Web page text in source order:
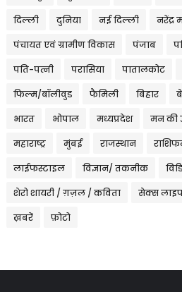
दिल्ली दुनिया नई दिल्ली नरेंद्र
पंचायत एवं ग्रामीण विकास पंजाब
पति-पत्नी परासिया पातालकोट
फिल्म/बॉलीवुड फैमिली बिहार
भारत भोपाल मध्यप्रदेश मन की
महाराष्ट्र मुंबई राजस्थान
लाईफस्टाइल विज्ञान/ तकनीक
शेरो शायरी / ग़ज़ल / कविता सेक्स
ख़बरें फ़ोटो